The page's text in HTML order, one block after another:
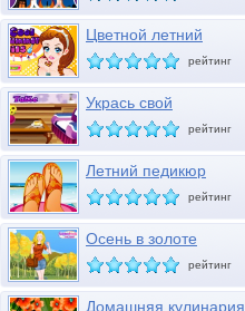
Цветной летний
маникюр
рейтинг
Укрась свой
журнальный столик
рейтинг
Летний педикюр
рейтинг
Осень в золоте
рейтинг
Домашняя кулинария